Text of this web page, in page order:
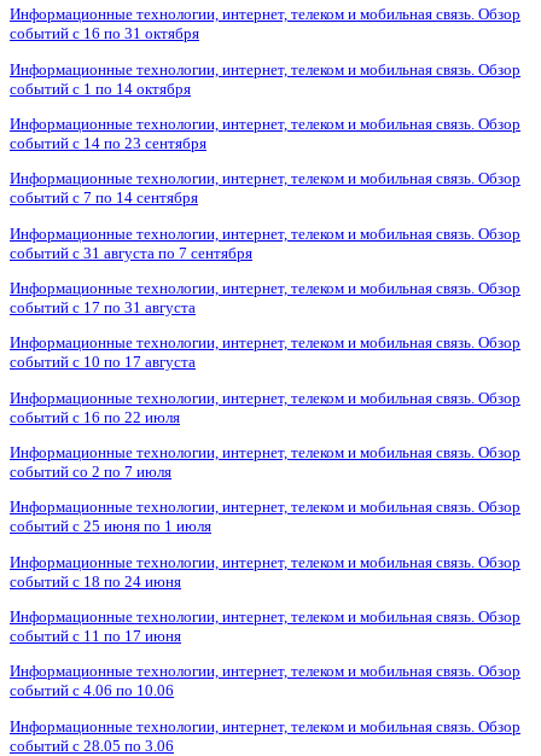
Информационные технологии, интернет, телеком и мобильная связь. Обзор
событий с 16 по 31 октября
Информационные технологии, интернет, телеком и мобильная связь. Обзор
событий с 1 по 14 октября
Информационные технологии, интернет, телеком и мобильная связь. Обзор
событий с 14 по 23 сентября
Информационные технологии, интернет, телеком и мобильная связь. Обзор
событий с 7 по 14 сентября
Информационные технологии, интернет, телеком и мобильная связь. Обзор
событий с 31 августа по 7 сентября
Информационные технологии, интернет, телеком и мобильная связь. Обзор
событий с 17 по 31 августа
Информационные технологии, интернет, телеком и мобильная связь. Обзор
событий с 10 по 17 августа
Информационные технологии, интернет, телеком и мобильная связь. Обзор
событий с 16 по 22 июля
Информационные технологии, интернет, телеком и мобильная связь. Обзор
событий со 2 по 7 июля
Информационные технологии, интернет, телеком и мобильная связь. Обзор
событий с 25 июня по 1 июля
Информационные технологии, интернет, телеком и мобильная связь. Обзор
событий с 18 по 24 июня
Информационные технологии, интернет, телеком и мобильная связь. Обзор
событий с 11 по 17 июня
Информационные технологии, интернет, телеком и мобильная связь. Обзор
событий с 4.06 по 10.06
Информационные технологии, интернет, телеком и мобильная связь. Обзор
событий с 28.05 по 3.06